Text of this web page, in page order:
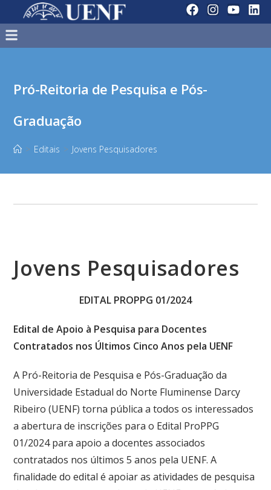
Pró-Reitoria de Pesquisa e Pós-
Graduação
> Editais > Jovens Pesquisadores
Jovens Pesquisadores
EDITAL PROPPG 01/2024
Edital de Apoio à Pesquisa para Docentes
Contratados nos Últimos Cinco Anos pela UENF
A Pró-Reitoria de Pesquisa e Pós-Graduação da
Universidade Estadual do Norte Fluminense Darcy
Ribeiro (UENF) torna pública a todos os interessados
a abertura de inscrições para o Edital ProPPG
01/2024 para apoio a docentes associados
contratados nos últimos 5 anos pela UENF. A
finalidade do edital é apoiar as atividades de pesquisa